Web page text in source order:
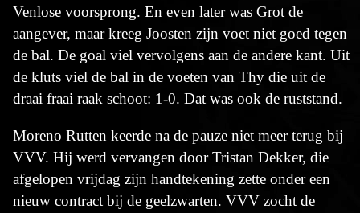
Venlose voorsprong. En even later was Grot de
aangever, maar kreeg Joosten zijn voet niet goed tegen
de bal. De goal viel vervolgens aan de andere kant. Uit
de kluts viel de bal in de voeten van Thy die uit de
draai fraai raak schoot: 1-0. Dat was ook de ruststand.
Moreno Rutten keerde na de pauze niet meer terug bij
VVV. Hij werd vervangen door Tristan Dekker, die
afgelopen vrijdag zijn handtekening zette onder een
nieuw contract bij de geelzwarten. VVV zocht de